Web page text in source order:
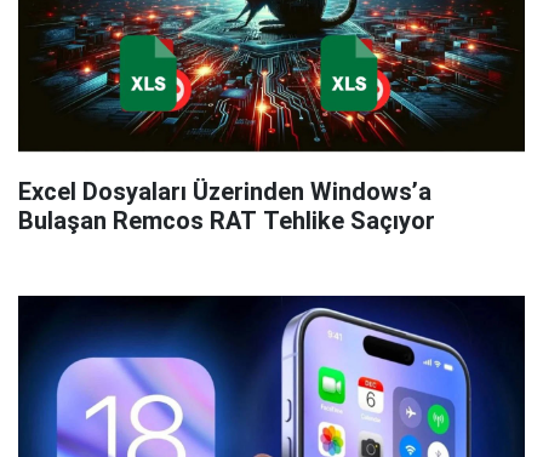
Excel Dosyaları Üzerinden Windows’a
Bulaşan Remcos RAT Tehlike Saçıyor